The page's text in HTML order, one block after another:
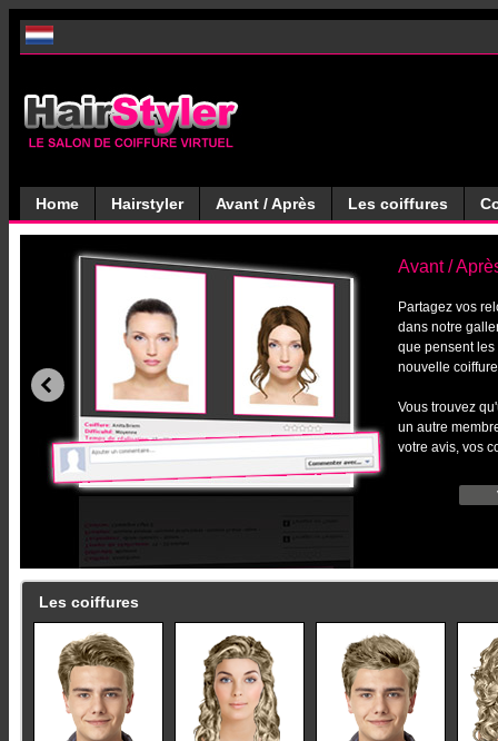
Home Hairstyler Avant / Après Les coiffures
Avant /
Partagez vos
dans notre
que pensent
nouvelle
Vous trouvez
un autre
votre avis, vos
Les coiffures